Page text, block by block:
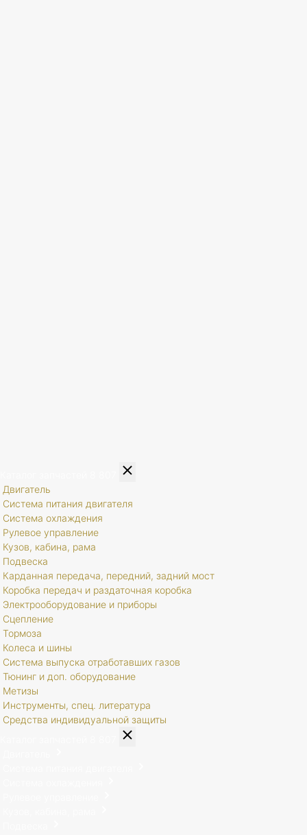
Двигатель
Система питания двигателя
Система охлаждения
Рулевое управление
Кузов, кабина, рама
Подвеска
Карданная передача, передний, задний мост
Коробка передач и раздаточная коробка
Электрооборудование и приборы
Сцепление
Тормоза
Колеса и шины
Система выпуска отработавших газов
Тюнинг и доп. оборудование
Метизы
Инструменты, спец. литература
Средства индивидуальной защиты